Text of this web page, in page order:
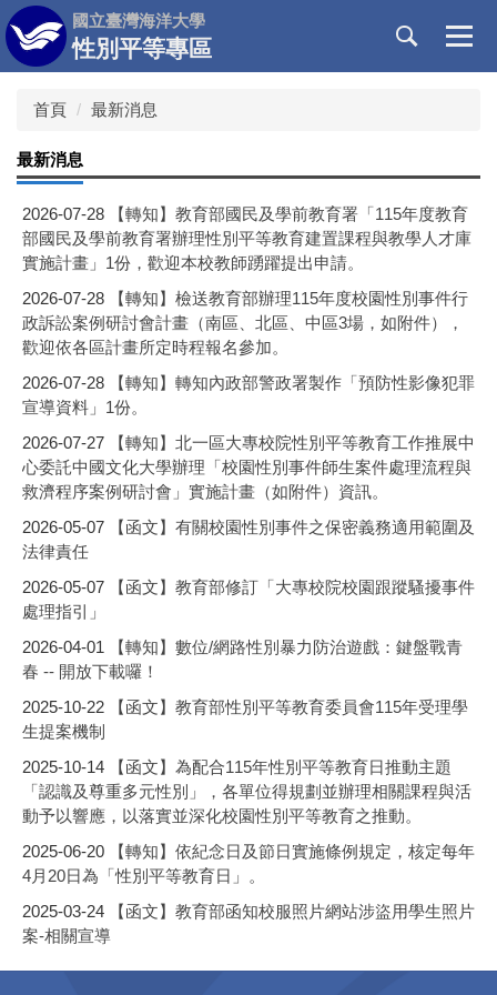
跳
到
主
區
國立臺灣海洋大學
性別平等專區
首頁 最新消息
最新消息
2026-07-28
【轉知】教育部國民及學前教育署「115年度教育
部國民及學前教育署辦理性別平等教育建置課程與教學人才庫
實施計畫」1份，歡迎本校教師踴躍提出申請。
2026-07-28
【轉知】檢送教育部辦理115年度校園性別事件行
政訴訟案例研討會計畫（南區、北區、中區3場，如附件），
歡迎依各區計畫所定時程報名參加。
2026-07-28
【轉知】轉知內政部警政署製作「預防性影像犯罪
宣導資料」1份。
2026-07-27
【轉知】北一區大專校院性別平等教育工作推展中
心委託中國文化大學辦理「校園性別事件師生案件處理流程與
救濟程序案例研討會」實施計畫（如附件）資訊。
2026-05-07
【函文】有關校園性別事件之保密義務適用範圍及
法律責任
2026-05-07
【函文】教育部修訂「大專校院校園跟蹤騷擾事件
處理指引」
2026-04-01
【轉知】數位/網路性別暴力防治遊戲：鍵盤戰青
春 -- 開放下載囉！
2025-10-22
【函文】教育部性別平等教育委員會115年受理學
生提案機制
2025-10-14
【函文】為配合115年性別平等教育日推動主題
「認識及尊重多元性別」，各單位得規劃並辦理相關課程與活
動予以響應，以落實並深化校園性別平等教育之推動。
2025-06-20
【轉知】依紀念日及節日實施條例規定，核定每年
4月20日為「性別平等教育日」。
2025-03-24
【函文】教育部函知校服照片網站涉盜用學生照片
案-相關宣導